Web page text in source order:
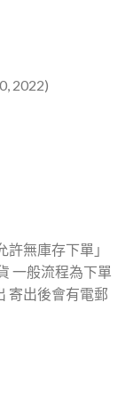
2022)
許無庫存下單」
一般流程為下單
寄出後會有電郵